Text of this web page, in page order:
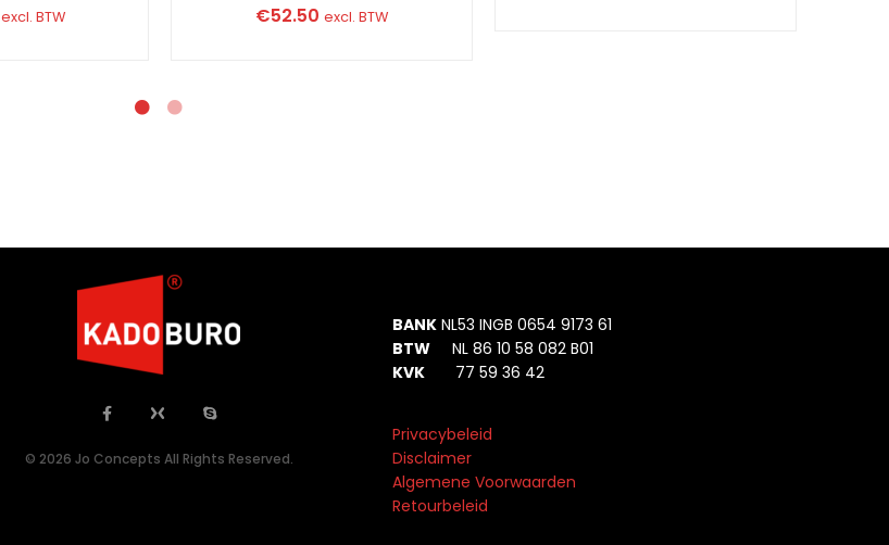
excl. BTW €52.50 excl. BTW
BANK NL53 INGB 0654 9173 61
BTW NL 86 10 58 082 B01
KVK 77 59 36 42
Privacybeleid
Disclaimer
Algemene Voorwaarden
Retourbeleid
© 2026 Jo Concepts All Rights Reserved.